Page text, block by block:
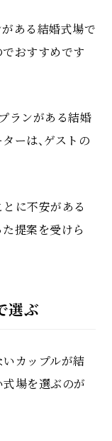
ある結婚式場で
でおすすめです
ランがある結婚
ーは、ゲストの
に不安がある
提案を受けら
選ぶ
いカップルが結
式場を選ぶのが